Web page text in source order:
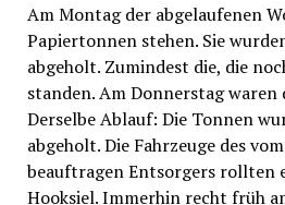
Am Montag der abgelaufenen
Papiertonnen stehen. Sie
abgeholt. Zumindest die, die
standen. Am Donnerstag
Derselbe Ablauf: Die Tonnen
abgeholt. Die Fahrzeuge des
beauftragen Entsorgers rollten
Hooksiel. Immerhin recht früh